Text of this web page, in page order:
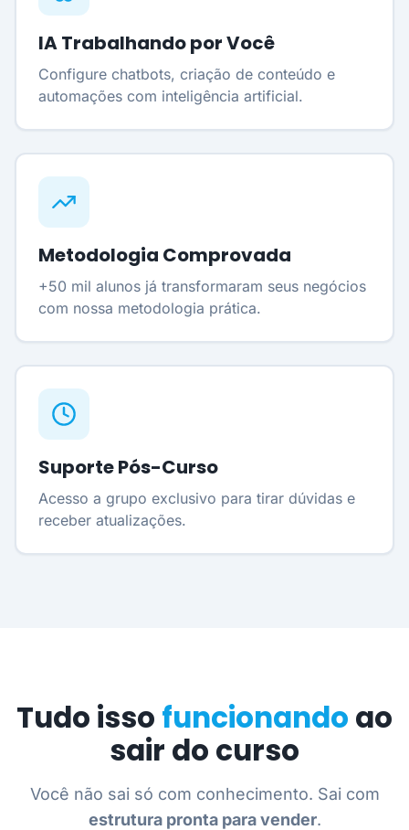
IA Trabalhando por Você
Configure chatbots, criação de conteúdo e
automações com inteligência artificial.
Metodologia Comprovada
+50 mil alunos já transformaram seus negócios
com nossa metodologia prática.
Suporte Pós-Curso
Acesso a grupo exclusivo para tirar dúvidas e
receber atualizações.
Tudo isso funcionando ao
sair do curso
Você não sai só com conhecimento. Sai com
estrutura pronta para vender.